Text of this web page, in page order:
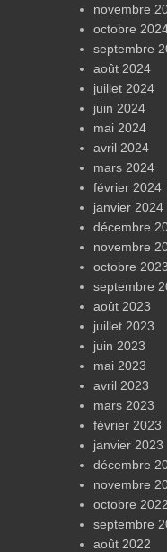
novembre
octobre
septembre
août 2024
juillet 2024
juin 2024
mai 2024
avril 2024
mars 2024
février 2024
janvier 2024
décembre
novembre
octobre 2023
septembre
août 2023
juillet 2023
juin 2023
mai 2023
avril 2023
mars 2023
février 2023
janvier 2023
décembre
novembre
octobre 2022
septembre
août 2022